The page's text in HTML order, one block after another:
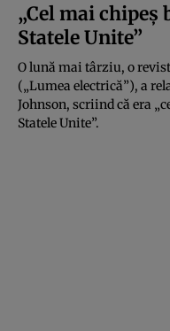
„Cel mai chipeș
Statele Unite”
O lună mai târziu, o
(„Lumea electrică”), a
Johnson, scriind că era
Statele Unite”.